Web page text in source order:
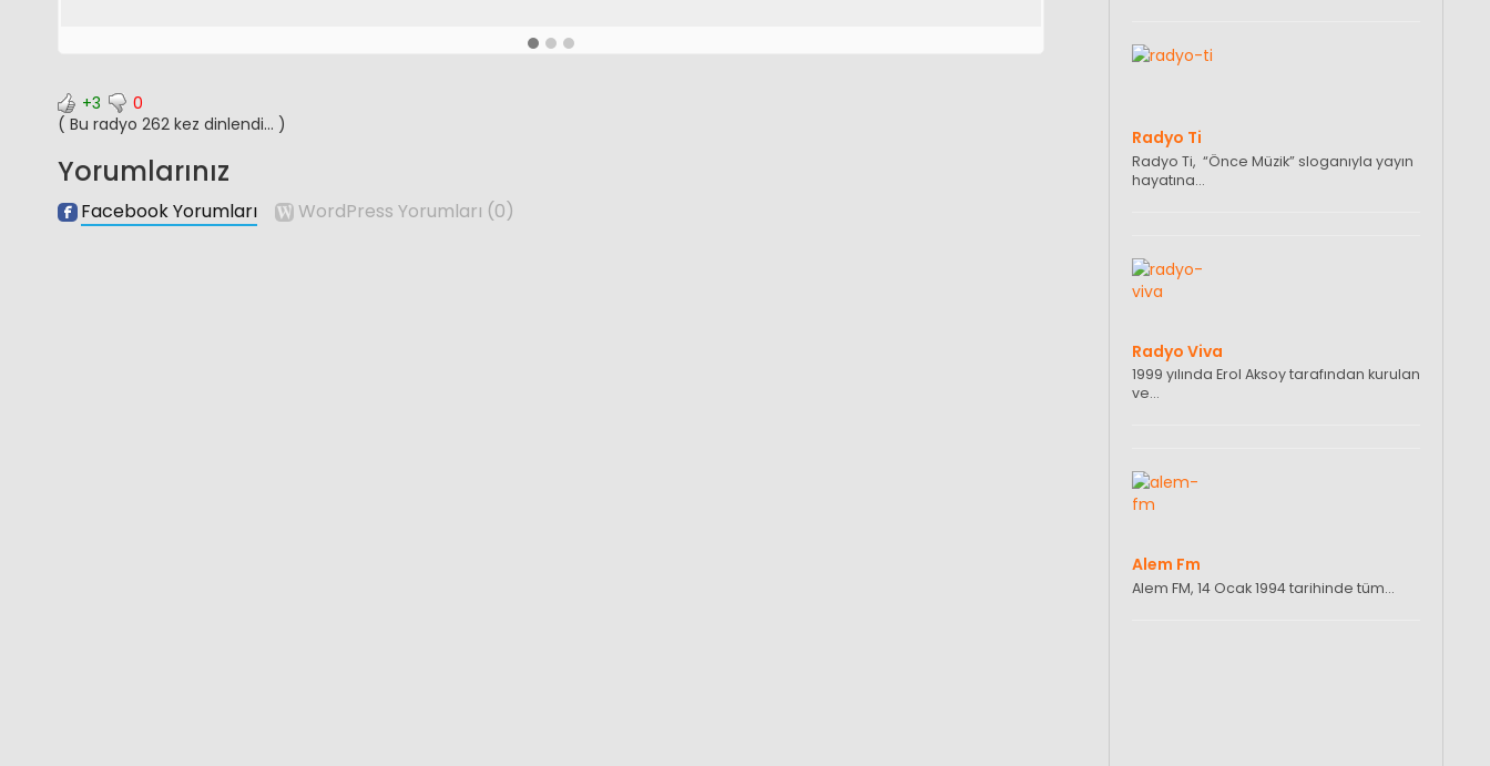
+3
0
( Bu radyo 262 kez dinlendi... )
Yorumlarınız
Facebook Yorumları WordPress Yorumları (0)
Radyo Ti
Radyo Ti, “Önce Müzik” sloganıyla yayın
hayatına…
Radyo Viva
1999 yılında Erol Aksoy tarafından kurulan
ve…
Alem Fm
Alem FM, 14 Ocak 1994 tarihinde tüm…